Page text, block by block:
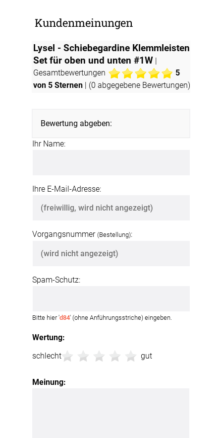
Kundenmeinungen
Lysel - Schiebegardine Klemmleisten
Set für oben und unten #1W |
Gesamtbewertungen
5
von 5 Sternen | (0 abgegebene Bewertungen)
Bewertung abgeben:
Wertung:
schlecht
gut
Meinung:
Ihr Name:
Ihre E-Mail-Adresse:
Vorgangsnummer (Bestellung):
Spam-Schutz:
Bitte hier 'd84' (ohne Anführungsstriche) eingeben.